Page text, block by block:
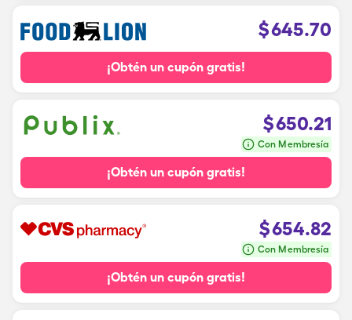
$645.70
¡Obtén un cupón gratis!
$650.21
Con Membresía
¡Obtén un cupón gratis!
$654.82
Con Membresía
¡Obtén un cupón gratis!